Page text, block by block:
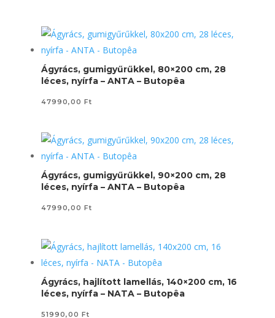
Ágyrács, gumigyűrűkkel, 80×200 cm, 28
léces, nyírfa – ANTA – Butopêa
47990,00 Ft
Ágyrács, gumigyűrűkkel, 90×200 cm, 28
léces, nyírfa – ANTA – Butopêa
47990,00 Ft
Ágyrács, hajlított lamellás, 140×200 cm, 16
léces, nyírfa – NATA – Butopêa
51990,00 Ft